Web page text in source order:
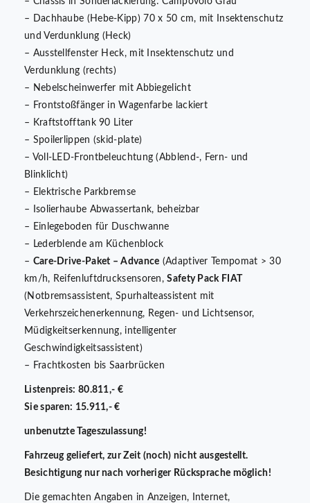
– Dachhaube (Hebe-Kipp) 70 x 50 cm, mit Insektenschutz
und Verdunklung (Heck)
– Ausstellfenster Heck, mit Insektenschutz und
Verdunklung (rechts)
– Nebelscheinwerfer mit Abbiegelicht
– Frontstoßfänger in Wagenfarbe lackiert
– Kraftstofftank 90 Liter
– Spoilerlippen (skid-plate)
– Voll-LED-Frontbeleuchtung (Abblend-, Fern- und
Blinklicht)
– Elektrische Parkbremse
– Isolierhaube Abwassertank, beheizbar
– Einlegeboden für Duschwanne
– Lederblende am Küchenblock
– Care-Drive-Paket – Advance (Adaptiver Tempomat > 30
km/h, Reifenluftdrucksensoren,Safety Pack FIAT
(Notbremsassistent, Spurhalteassistent mit
Verkehrszeichenerkennung, Regen- und Lichtsensor,
Müdigkeitserkennung, intelligenter
Geschwindigkeitsassistent)
– Frachtkosten bis Saarbrücken
Listenpreis: 80.811,- €
Sie sparen: 15.911,- €
unbenutzte Tageszulassung!
Fahrzeug geliefert, zur Zeit (noch) nicht ausgestellt.
Besichtigung nur nach vorheriger Rücksprache möglich!
Die gemachten Angaben in Anzeigen, Internet,